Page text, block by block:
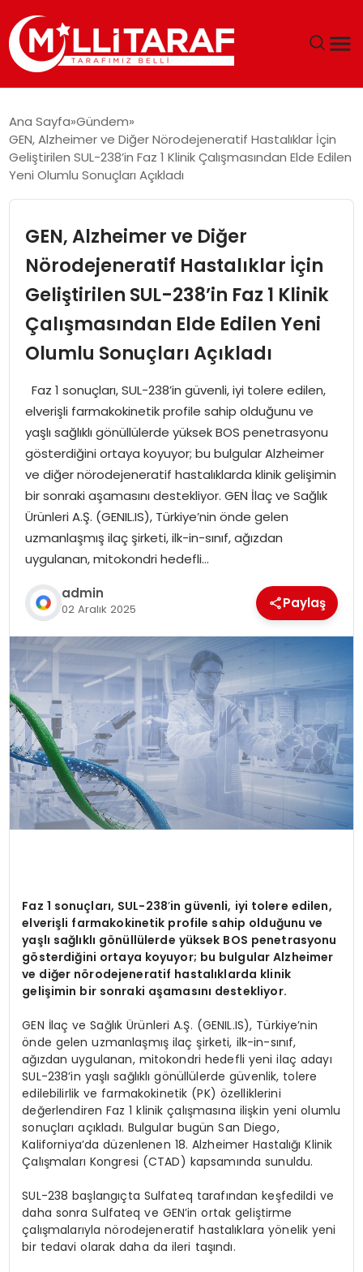
ÖZEL SAYFALAR
EKONOMI
SPOR
SIYASET
MAGAZIN
Ana Sayfa Gündem
GEN, Alzheimer ve Diğer Nörodejeneratif Hastalıklar İçin
Geliştirilen SUL-238’in Faz 1 Klinik Çalışmasından Elde Edilen
Yeni Olumlu Sonuçları Açıkladı
GEN, Alzheimer ve Diğer
Nörodejeneratif Hastalıklar İçin
Geliştirilen SUL-238’in Faz 1 Klinik
Çalışmasından Elde Edilen Yeni
Olumlu Sonuçları Açıkladı
Faz 1 sonuçları, SUL-238’in güvenli, iyi tolere edilen,
elverişli farmakokinetik profile sahip olduğunu ve
yaşlı sağlıklı gönüllülerde yüksek BOS penetrasyonu
gösterdiğini ortaya koyuyor; bu bulgular Alzheimer
ve diğer nörodejeneratif hastalıklarda klinik gelişimin
bir sonraki aşamasını destekliyor. GEN İlaç ve Sağlık
Ürünleri A.Ş. (GENIL.IS), Türkiye’nin önde gelen
uzmanlaşmış ilaç şirketi, ilk-in-sınıf, ağızdan
uygulanan, mitokondri hedefli…
admin
02 Aralık 2025 Paylaş
Faz 1 sonuçları, SUL-238’in güvenli, iyi tolere edilen,
elverişli farmakokinetik profile sahip olduğunu ve
yaşlı sağlıklı gönüllülerde yüksek BOS penetrasyonu
gösterdiğini ortaya koyuyor; bu bulgular Alzheimer
ve diğer nörodejeneratif hastalıklarda klinik
gelişimin bir sonraki aşamasını destekliyor.
GEN İlaç ve Sağlık Ürünleri A.Ş. (GENIL.IS), Türkiye’nin
önde gelen uzmanlaşmış ilaç şirketi, ilk-in-sınıf,
ağızdan uygulanan, mitokondri hedefli yeni ilaç adayı
SUL-238’in yaşlı sağlıklı gönüllülerde güvenlik, tolere
edilebilirlik ve farmakokinetik (PK) özelliklerini
değerlendiren Faz 1 klinik çalışmasına ilişkin yeni olumlu
sonuçları açıkladı. Bulgular bugün San Diego,
Kaliforniya’da düzenlenen 18. Alzheimer Hastalığı Klinik
Çalışmaları Kongresi (CTAD) kapsamında sunuldu.
SUL-238 başlangıçta Sulfateq tarafından keşfedildi ve
daha sonra Sulfateq ve GEN’in ortak geliştirme
çalışmalarıyla nörodejeneratif hastalıklara yönelik yeni
bir tedavi olarak daha da ileri taşındı.